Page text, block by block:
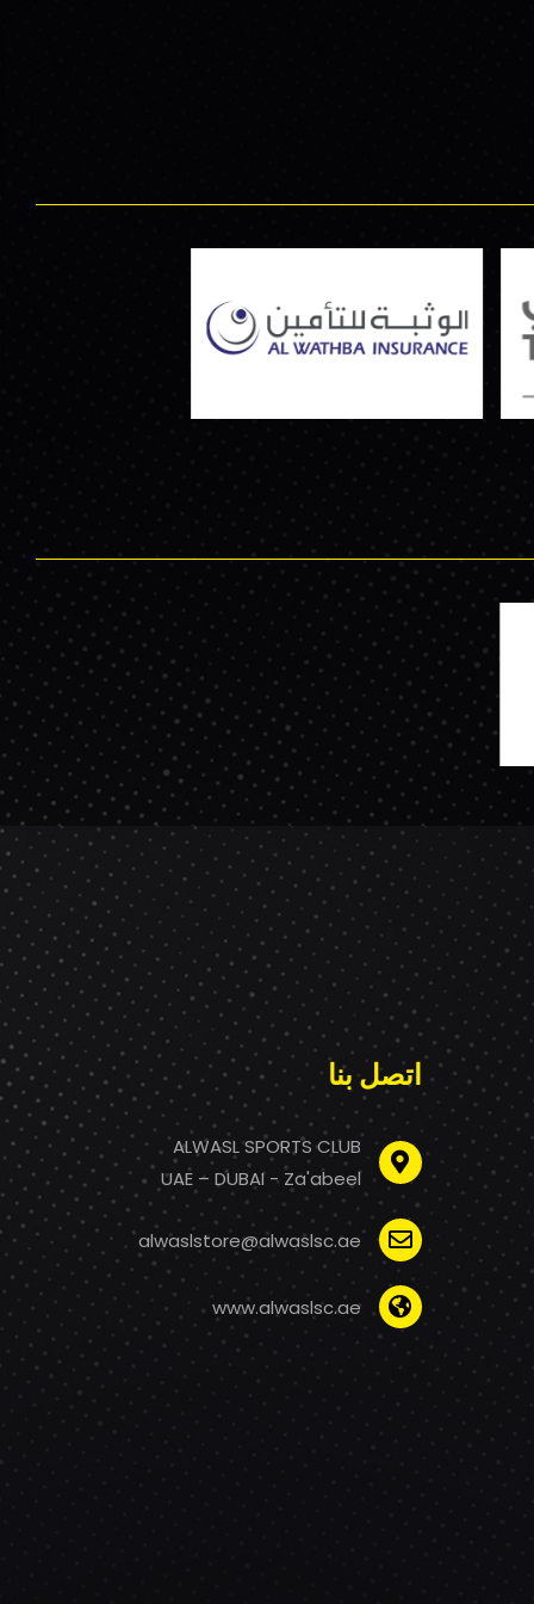
اتصل بنا
ALWASL SPORTS CLUB
UAE – DUBAI - Za'abeel
alwaslstore@alwaslsc.ae
www.alwaslsc.ae